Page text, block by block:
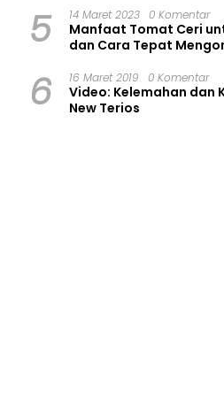
5 14 Maret 2023 0 Komentar
Manfaat Tomat Ceri
dan Cara Tepat
6 16 Maret 2019 0 Komentar
Video: Kelemahan dan
New Terios